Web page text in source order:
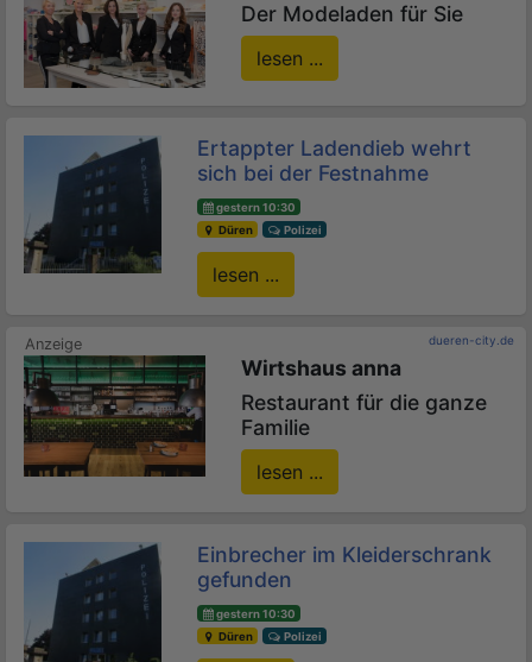
Der Modeladen für Sie
lesen ...
Ertappter Ladendieb wehrt
sich bei der Festnahme
gestern 10:30
Düren
Polizei
lesen ...
dueren-city.de
Wirtshaus anna
Restaurant für die ganze
Familie
lesen ...
Einbrecher im Kleiderschrank
gefunden
gestern 10:30
Düren
Polizei